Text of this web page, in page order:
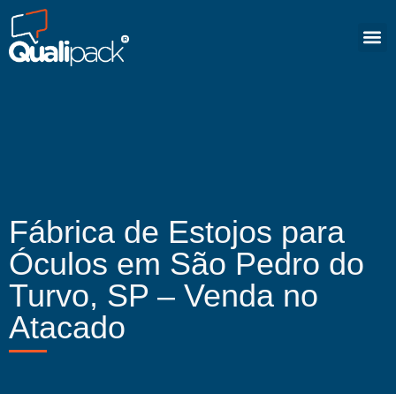
Fábrica de Estojos para
Óculos em São Pedro do
Turvo, SP – Venda no
Atacado